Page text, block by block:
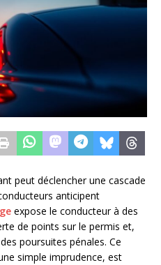
peut déclencher une cascade
anticipent
expose le conducteur à des
de points sur le permis et,
poursuites pénales. Ce
simple imprudence, est